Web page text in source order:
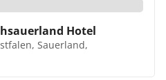
Hotel
Sauerland,